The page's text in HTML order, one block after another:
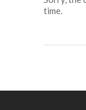
time.